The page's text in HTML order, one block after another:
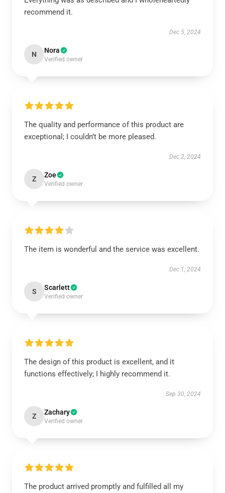
recommend it.
Dec 5, 2024
N Nora
Verified owner
The quality and performance of this product are
exceptional; I couldn’t be more pleased.
Dec 2, 2024
Z Zoe
Verified owner
The item is wonderful and the service was excellent.
Dec 1, 2024
S Scarlett
Verified owner
The design of this product is excellent, and it
functions effectively; I highly recommend it.
Sep 30, 2024
Z Zachary
Verified owner
The product arrived promptly and fulfilled all my